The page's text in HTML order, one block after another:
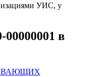
УИС, у
в